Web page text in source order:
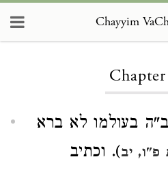
Chayyim
בעולמו לא ברא
פ"ו, יב). וכתיב